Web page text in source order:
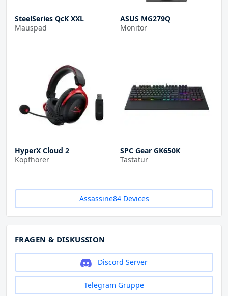
SteelSeries QcK XXL
Mauspad
ASUS MG279Q
Monitor
HyperX Cloud 2
Kopfhörer
SPC Gear GK650K
Tastatur
Assassine84 Devices
FRAGEN & DISKUSSION
Discord Server
Telegram Gruppe